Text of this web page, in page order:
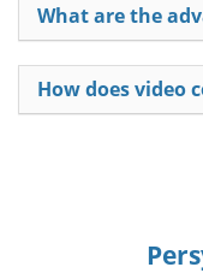
What are the
How does video